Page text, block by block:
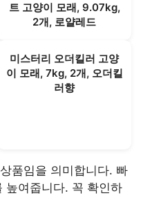
트 고양이 모래, 9.07kg,
2개, 로얄레드
미스터리 오더킬러 고양
이 모래, 7kg, 2개, 오더킬
러향
품임을 의미합니다. 빠
높여줍니다. 꼭 확인하